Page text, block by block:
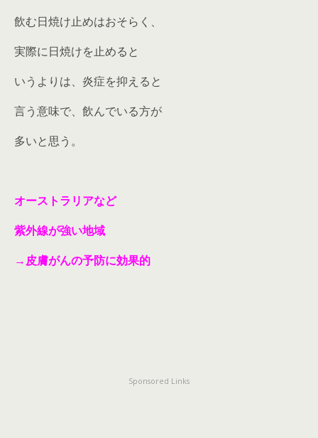
飲む日焼け止めはおそらく、
実際に日焼けを止めると
いうよりは、炎症を抑えると
言う意味で、飲んでいる方が
多いと思う。
オーストラリアなど
紫外線が強い地域
→皮膚がんの予防に効果的
Sponsored Links